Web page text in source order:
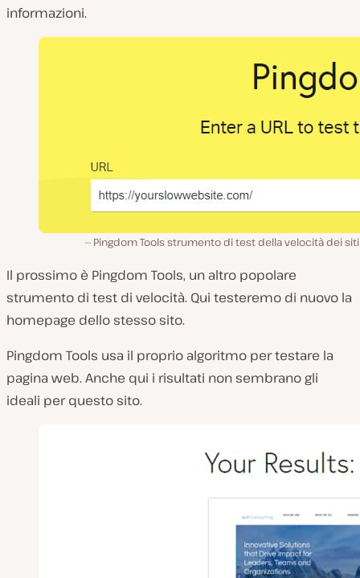
informazioni.
Pingdom Tools strumento di test della velocità dei
Il prossimo è Pingdom Tools, un altro popolare
strumento di test di velocità. Qui testeremo di nuovo la
homepage dello stesso sito.
Pingdom Tools usa il proprio algoritmo per testare la
pagina web. Anche qui i risultati non sembrano gli
ideali per questo sito.